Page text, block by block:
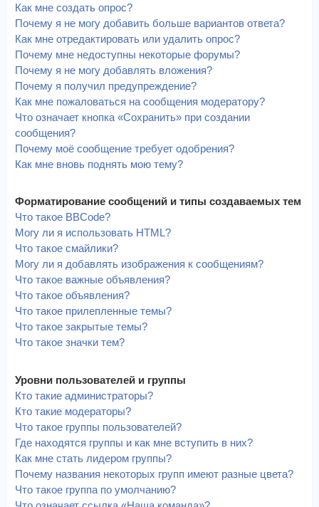
Как мне создать опрос?
Почему я не могу добавить больше вариантов ответа?
Как мне отредактировать или удалить опрос?
Почему мне недоступны некоторые форумы?
Почему я не могу добавлять вложения?
Почему я получил предупреждение?
Как мне пожаловаться на сообщения модератору?
Что означает кнопка «Сохранить» при создании
сообщения?
Почему моё сообщение требует одобрения?
Как мне вновь поднять мою тему?
Форматирование сообщений и типы создаваемых тем
Что такое BBCode?
Могу ли я использовать HTML?
Что такое смайлики?
Могу ли я добавлять изображения к сообщениям?
Что такое важные объявления?
Что такое объявления?
Что такое прилепленные темы?
Что такое закрытые темы?
Что такое значки тем?
Уровни пользователей и группы
Кто такие администраторы?
Кто такие модераторы?
Что такое группы пользователей?
Где находятся группы и как мне вступить в них?
Как мне стать лидером группы?
Почему названия некоторых групп имеют разные цвета?
Что такое группа по умолчанию?